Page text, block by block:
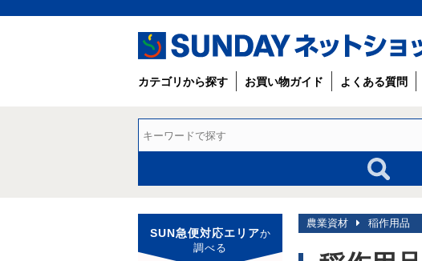
カテゴリから探す お買い物ガイド よくある質問
農業資材 稲作用品
SUN急便対応エリアか
調べる